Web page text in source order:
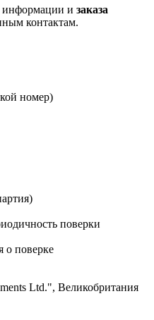
информации и заказа
контактам.
номер)
поверки
о поверке
Ltd.", Великобритания